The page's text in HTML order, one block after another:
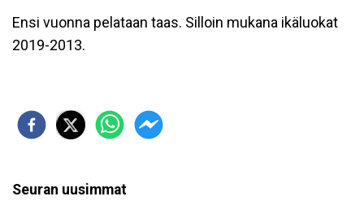
Ensi vuonna pelataan taas. Silloin mukana ikäluokat
2019-2013.
Seuran uusimmat